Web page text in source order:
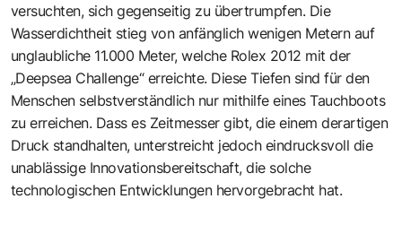
versuchten, sich gegenseitig zu übertrumpfen. Die
Wasserdichtheit stieg von anfänglich wenigen Metern auf
unglaubliche 11.000 Meter, welche Rolex 2012 mit der
„Deepsea Challenge“ erreichte. Diese Tiefen sind für den
Menschen selbstverständlich nur mithilfe eines Tauchboots
zu erreichen. Dass es Zeitmesser gibt, die einem derartigen
Druck standhalten, unterstreicht jedoch eindrucksvoll die
unablässige Innovationsbereitschaft, die solche
technologischen Entwicklungen hervorgebracht hat.